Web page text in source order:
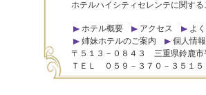
ホテルハイシティセレンテに関する
ホテル概要 アクセス よ
姉妹ホテルのご案内
個人情
〒５１３－０８４３ 三重県鈴鹿市
ＴＥＬ ０５９－３７０－３５１